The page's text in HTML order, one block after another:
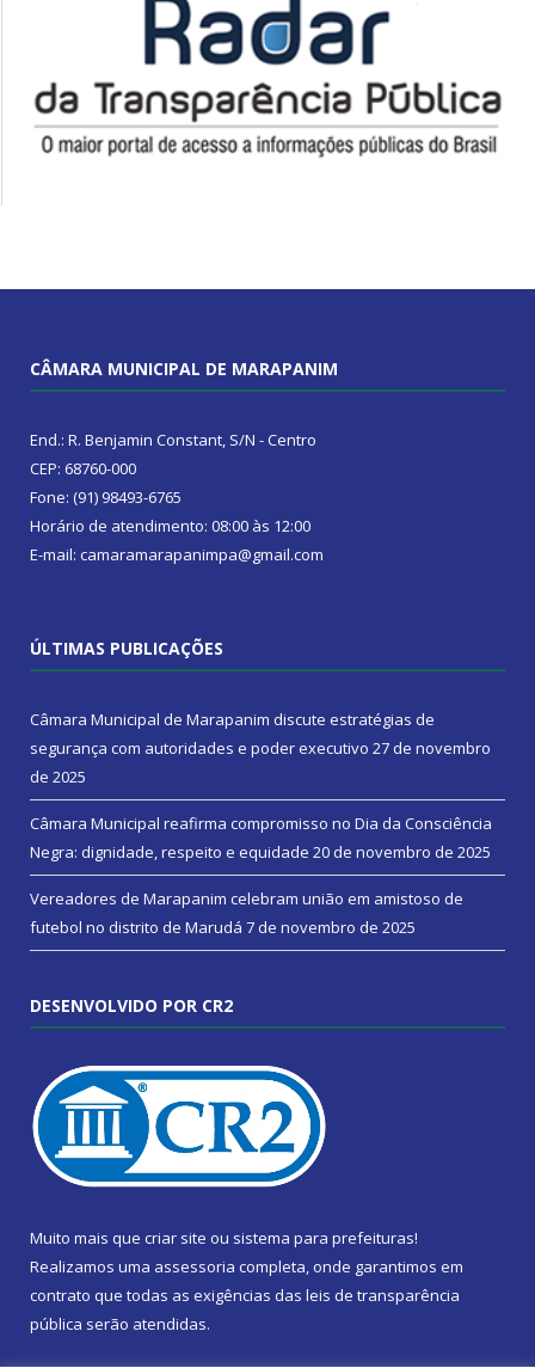
CÂMARA MUNICIPAL DE MARAPANIM
End.: R. Benjamin Constant, S/N - Centro
CEP: 68760-000
Fone: (91) 98493-6765
Horário de atendimento: 08:00 às 12:00
E-mail: camaramarapanimpa@gmail.com
ÚLTIMAS PUBLICAÇÕES
Câmara Municipal de Marapanim discute estratégias de
segurança com autoridades e poder executivo 27 de novembro
de 2025
Câmara Municipal reafirma compromisso no Dia da Consciência
Negra: dignidade, respeito e equidade 20 de novembro de 2025
Vereadores de Marapanim celebram união em amistoso de
futebol no distrito de Marudá 7 de novembro de 2025
DESENVOLVIDO POR CR2
Muito mais que criar site ou sistema para prefeituras!
Realizamos uma assessoria completa, onde garantimos em
contrato que todas as exigências das leis de transparência
pública serão atendidas.